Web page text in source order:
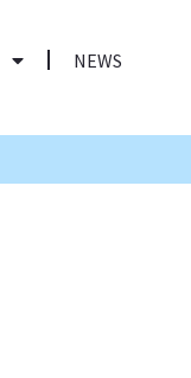
NEWS